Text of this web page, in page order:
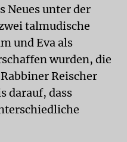
Neues unter der
talmudische
und Eva als
wurden, die
Reischer
darauf, dass